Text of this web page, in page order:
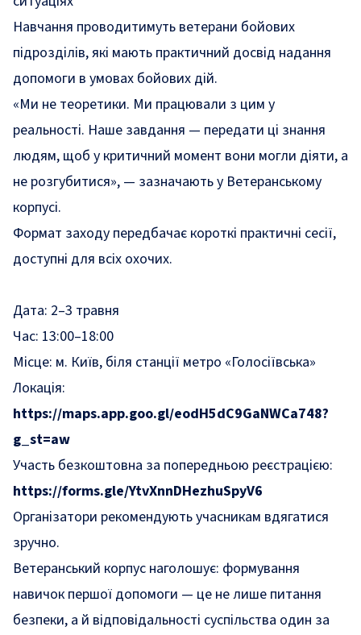
Навчання проводитимуть ветерани бойових
підрозділів, які мають практичний досвід надання
допомоги в умовах бойових дій.
«Ми не теоретики. Ми працювали з цим у
реальності. Наше завдання — передати ці знання
людям, щоб у критичний момент вони могли діяти, а
не розгубитися», — зазначають у Ветеранському
корпусі.
Формат заходу передбачає короткі практичні сесії,
доступні для всіх охочих.
Дата: 2–3 травня
Час: 13:00–18:00
Місце: м. Київ, біля станції метро «Голосіївська»
Локація:
https://maps.app.goo.gl/eodH5dC9GaNWCa748?
g_st=aw
Участь безкоштовна за попередньою реєстрацією:
https://forms.gle/YtvXnnDHezhuSpyV6
Організатори рекомендують учасникам вдягатися
зручно.
Ветеранський корпус наголошує: формування
навичок першої допомоги — це не лише питання
безпеки, а й відповідальності суспільства один за